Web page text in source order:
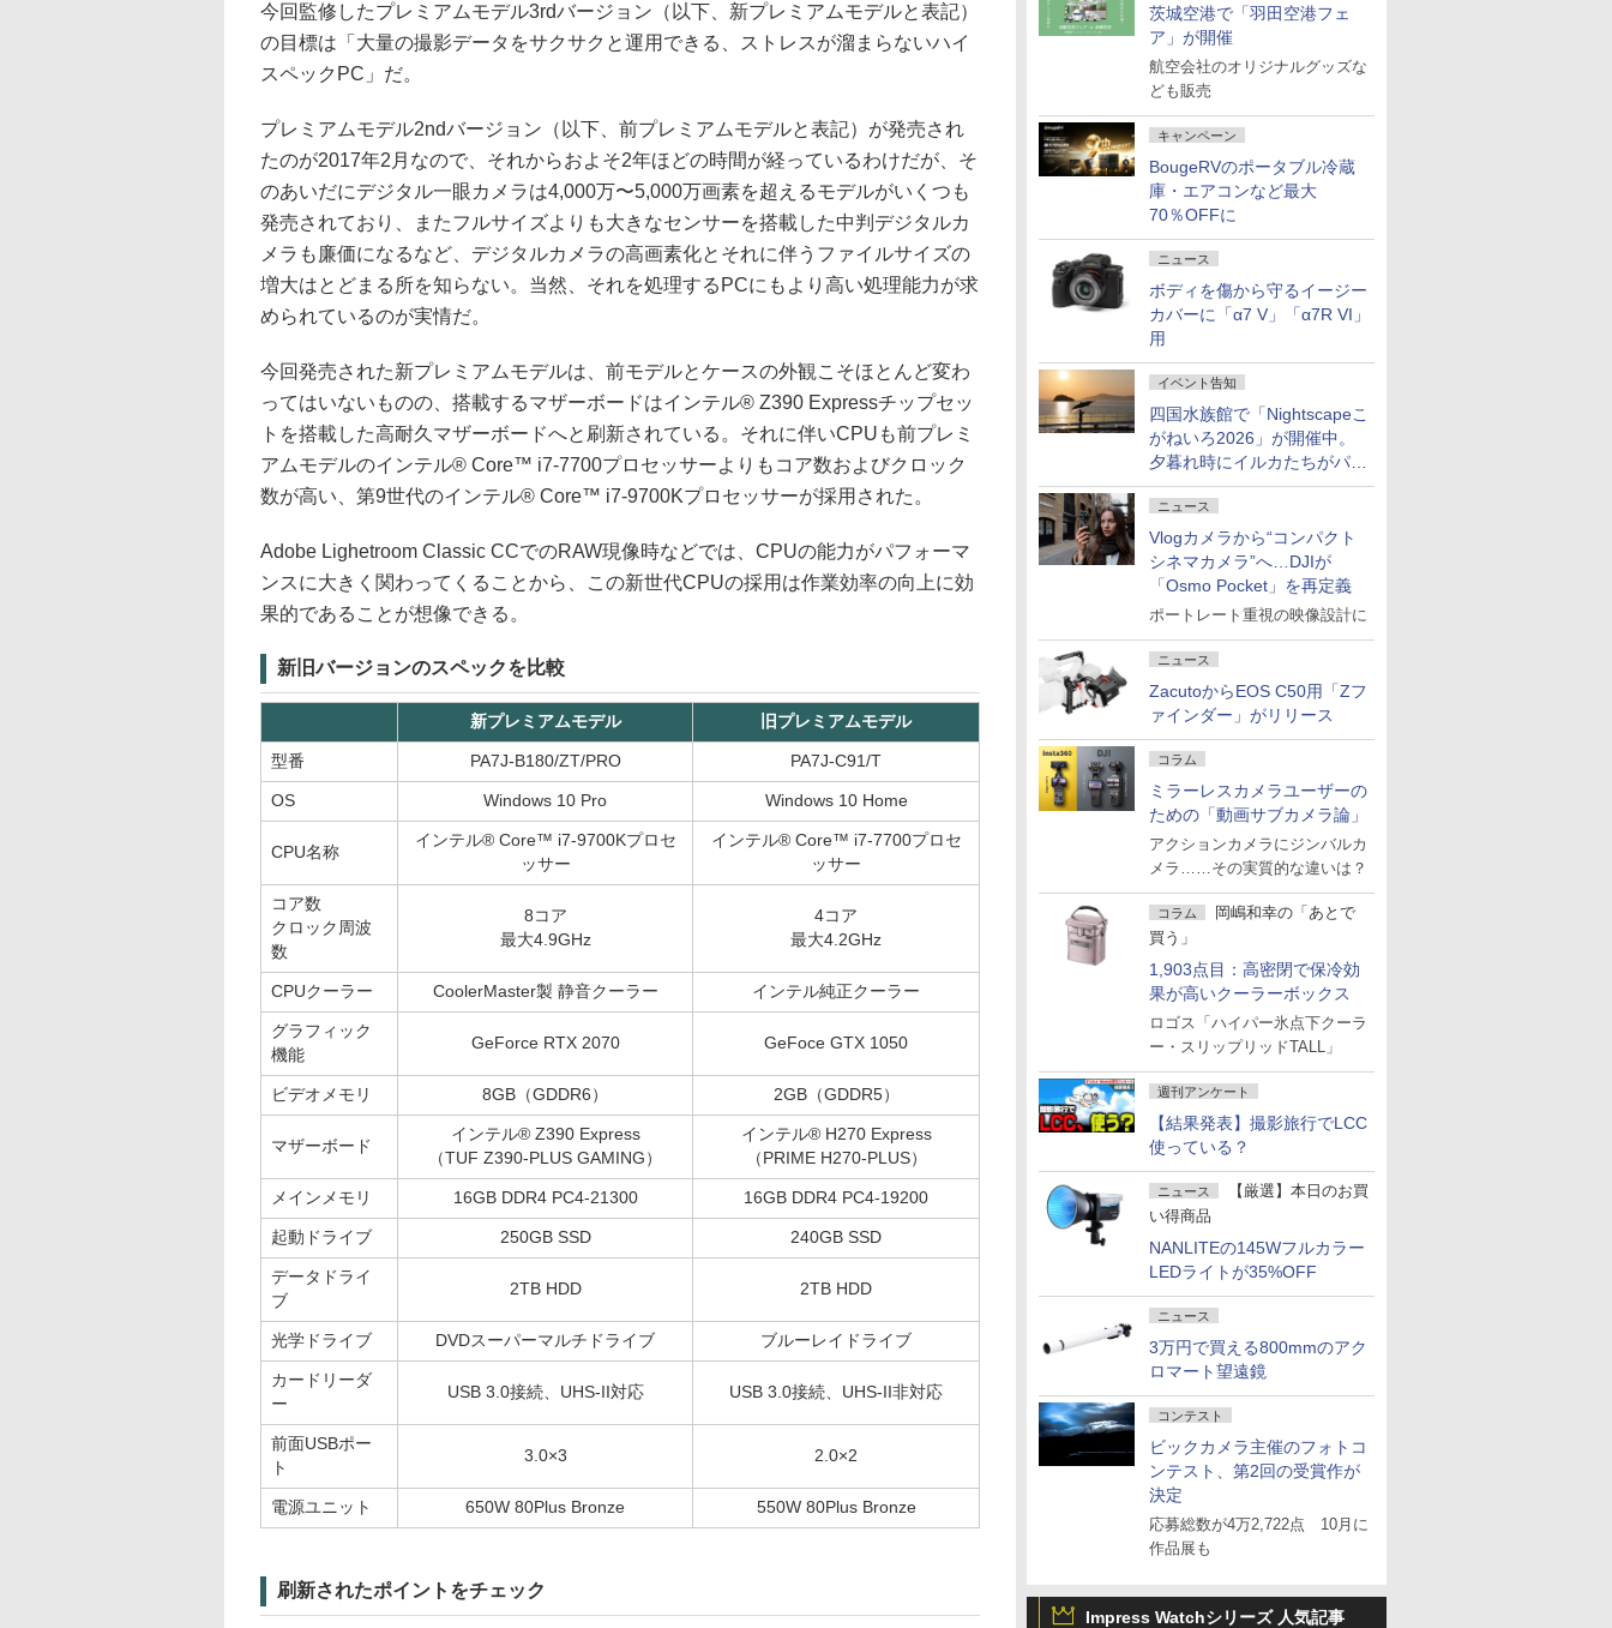
茨城空港で「羽田空港フェ
ア」が開催
航空会社のオリジナルグッズな
ども販売
キャンペーン
BougeRVのポータブル冷蔵
庫・エアコンなど最大
70％OFFに
ニュース
ボディを傷から守るイージー
カバーに「α7 V」「α7R VI」
用
イベント告知
四国水族館で「Nightscapeこ
がねいろ2026」が開催中。
夕暮れ時にイルカたちがパフ
ォーマンスを繰り広げる
ニュース
Vlogカメラから“コンパクト
シネマカメラ”へ…DJIが
「Osmo Pocket」を再定義
ポートレート重視の映像設計に
ニュース
ZacutoからEOS C50用「Zフ
ァインダー」がリリース
コラム
ミラーレスカメラユーザーの
ための「動画サブカメラ論」
アクションカメラにジンバルカ
メラ……その実質的な違いは？
コラム
岡嶋和幸の「あとで
買う」
1,903点目：高密閉で保冷効
果が高いクーラーボックス
ロゴス「ハイパー氷点下クーラ
ー・スリップリッドTALL」
週刊アンケート
【結果発表】撮影旅行でLCC
使っている？
ニュース
【厳選】本日のお買
い得商品
NANLITEの145Wフルカラー
LEDライトが35%OFF
ニュース
3万円で買える800mmのアク
ロマート望遠鏡
コンテスト
ビックカメラ主催のフォトコ
ンテスト、第2回の受賞作が
決定
応募総数が4万2,722点 10月に
作品展も
Impress Watchシリーズ 人気記事
今回監修したプレミアムモデル3rdバージョン（以下、新プレミアムモデルと表記）
の目標は「大量の撮影データをサクサクと運用できる、ストレスが溜まらないハイ
スペックPC」だ。
プレミアムモデル2ndバージョン（以下、前プレミアムモデルと表記）が発売され
たのが2017年2月なので、それからおよそ2年ほどの時間が経っているわけだが、そ
のあいだにデジタル一眼カメラは4,000万〜5,000万画素を超えるモデルがいくつも
発売されており、またフルサイズよりも大きなセンサーを搭載した中判デジタルカ
メラも廉価になるなど、デジタルカメラの高画素化とそれに伴うファイルサイズの
増大はとどまる所を知らない。当然、それを処理するPCにもより高い処理能力が求
められているのが実情だ。
今回発売された新プレミアムモデルは、前モデルとケースの外観こそほとんど変わ
ってはいないものの、搭載するマザーボードはインテル® Z390 Expressチップセッ
トを搭載した高耐久マザーボードへと刷新されている。それに伴いCPUも前プレミ
アムモデルのインテル® Core™ i7-7700プロセッサーよりもコア数およびクロック
数が高い、第9世代のインテル® Core™ i7-9700Kプロセッサーが採用された。
Adobe Lighetroom Classic CCでのRAW現像時などでは、CPUの能力がパフォーマ
ンスに大きく関わってくることから、この新世代CPUの採用は作業効率の向上に効
果的であることが想像できる。
新旧バージョンのスペックを比較
新プレミアムモデル 旧プレミアムモデル
型番 PA7J-B180/ZT/PRO PA7J-C91/T
OS Windows 10 Pro Windows 10 Home
CPU名称
インテル® Core™ i7-9700Kプロセ
ッサー
インテル® Core™ i7-7700プロセ
ッサー
コア数
クロック周波
数
8コア
最大4.9GHz
4コア
最大4.2GHz
CPUクーラー CoolerMaster製 静音クーラー インテル純正クーラー
グラフィック
機能
GeForce RTX 2070 GeFoce GTX 1050
ビデオメモリ 8GB（GDDR6） 2GB（GDDR5）
マザーボード
インテル® Z390 Express
（TUF Z390-PLUS GAMING）
インテル® H270 Express
（PRIME H270-PLUS）
メインメモリ 16GB DDR4 PC4-21300 16GB DDR4 PC4-19200
起動ドライブ 250GB SSD 240GB SSD
データドライ
ブ
2TB HDD 2TB HDD
光学ドライブ DVDスーパーマルチドライブ ブルーレイドライブ
カードリーダ
ー
USB 3.0接続、UHS-II対応 USB 3.0接続、UHS-II非対応
前面USBポー
ト
3.0×3 2.0×2
電源ユニット 650W 80Plus Bronze 550W 80Plus Bronze
刷新されたポイントをチェック